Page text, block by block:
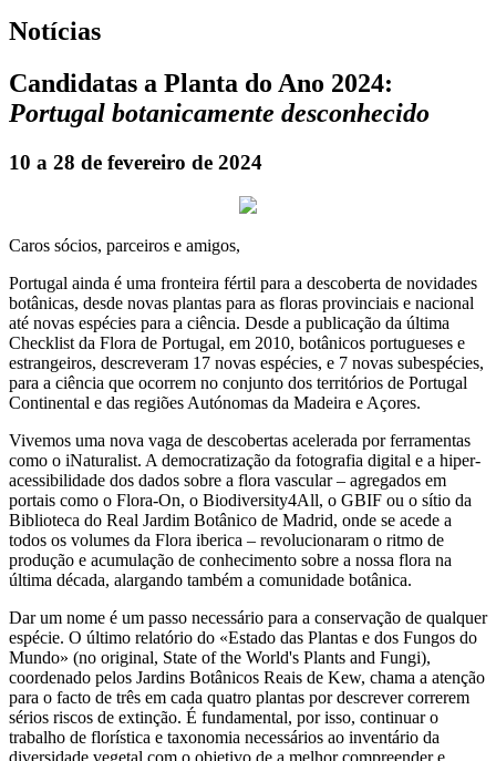
Notícias
Candidatas a Planta do Ano 2024:
Portugal botanicamente desconhecido
10 a 28 de fevereiro de 2024
Caros sócios, parceiros e amigos,
Portugal ainda é uma fronteira fértil para a descoberta de novidades
botânicas, desde novas plantas para as floras provinciais e nacional
até novas espécies para a ciência. Desde a publicação da última
Checklist da Flora de Portugal, em 2010, botânicos portugueses e
estrangeiros, descreveram 17 novas espécies, e 7 novas subespécies,
para a ciência que ocorrem no conjunto dos territórios de Portugal
Continental e das regiões Autónomas da Madeira e Açores.
Vivemos uma nova vaga de descobertas acelerada por ferramentas
como o iNaturalist. A democratização da fotografia digital e a hiper-
acessibilidade dos dados sobre a flora vascular – agregados em
portais como o Flora-On, o Biodiversity4All, o GBIF ou o sítio da
Biblioteca do Real Jardim Botânico de Madrid, onde se acede a
todos os volumes da Flora iberica – revolucionaram o ritmo de
produção e acumulação de conhecimento sobre a nossa flora na
última década, alargando também a comunidade botânica.
Dar um nome é um passo necessário para a conservação de qualquer
espécie. O último relatório do «Estado das Plantas e dos Fungos do
Mundo» (no original, State of the World's Plants and Fungi),
coordenado pelos Jardins Botânicos Reais de Kew, chama a atenção
para o facto de três em cada quatro plantas por descrever correrem
sérios riscos de extinção. É fundamental, por isso, continuar o
trabalho de florística e taxonomia necessários ao inventário da
diversidade vegetal com o objetivo de a melhor compreender e